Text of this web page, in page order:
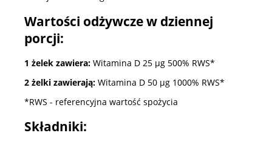
Wartości odżywcze w dziennej
porcji:
1 żelek zawiera: Witamina D 25 µg 500% RWS*
2 żelki zawierają: Witamina D 50 µg 1000% RWS*
*RWS - referencyjna wartość spożycia
Składniki: